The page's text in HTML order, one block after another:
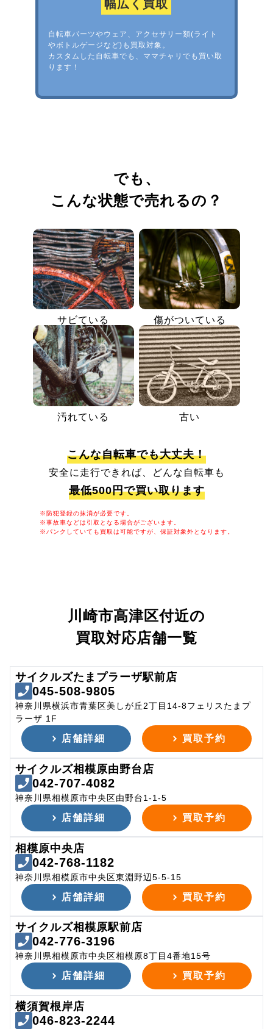
幅広く買取
自転車パーツやウェア、アクセサリー類(ライト
やボトルゲージなど)も買取対象。
カスタムした自転車でも、ママチャリでも買い取
ります！
でも、
こんな状態で売れるの？
サビている 傷がついている
汚れている 古い
こんな自転車でも大丈夫！
安全に走行できれば、どんな自転車も
最低500円で買い取ります
※防犯登録の抹消が必要です。
※事故車などは引取となる場合がございます。
※パンクしていても買取は可能ですが、保証対象外となります。
川崎市高津区付近の
買取対応店舗一覧
サイクルズたまプラーザ駅前店
045-508-9805
神奈川県横浜市青葉区美しが丘2丁目14-8フェリスたまプ
ラーザ 1F
店舗詳細 買取予約
サイクルズ相模原由野台店
042-707-4082
神奈川県相模原市中央区由野台1-1-5
店舗詳細 買取予約
相模原中央店
042-768-1182
神奈川県相模原市中央区東淵野辺5-5-15
店舗詳細 買取予約
サイクルズ相模原駅前店
042-776-3196
神奈川県相模原市中央区相模原8丁目4番地15号
店舗詳細 買取予約
横須賀根岸店
046-823-2244